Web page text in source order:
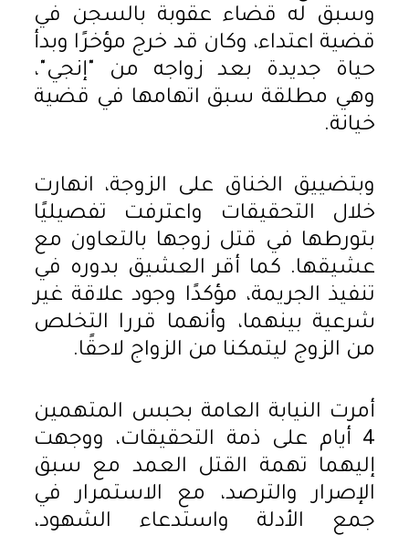
وسبق له قضاء عقوبة بالسجن في
قضية اعتداء، وكان قد خرج مؤخرًا وبدأ
حياة جديدة بعد زواجه من "إنجي"،
وهي مطلقة سبق اتهامها في قضية
خيانة.
وبتضييق الخناق على الزوجة، انهارت
خلال التحقيقات واعترفت تفصيليًا
بتورطها في قتل زوجها بالتعاون مع
عشيقها. كما أقر العشيق بدوره في
تنفيذ الجريمة، مؤكدًا وجود علاقة غير
شرعية بينهما، وأنهما قررا التخلص
من الزوج ليتمكنا من الزواج لاحقًا.
أمرت النيابة العامة بحبس المتهمين
4 أيام على ذمة التحقيقات، ووجهت
إليهما تهمة القتل العمد مع سبق
الإصرار والترصد، مع الاستمرار في
جمع الأدلة واستدعاء الشهود،